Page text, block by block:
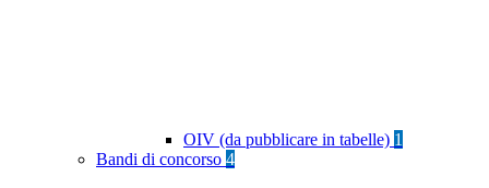
OIV (da pubblicare in tabelle) 1
Bandi di concorso 4